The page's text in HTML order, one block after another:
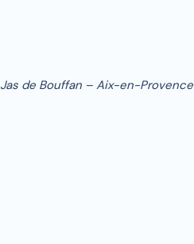
Jas de Bouffan – Aix-en-Provence